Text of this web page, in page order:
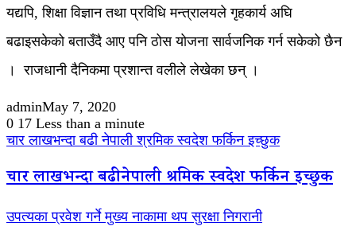
यद्यपि, शिक्षा विज्ञान तथा प्रविधि मन्त्रालयले गृहकार्य अघि
बढाइसकेको बताउँदै आए पनि ठोस योजना सार्वजनिक गर्न सकेको छैन
। राजधानी दैनिकमा प्रशान्त वलीले लेखेका छन् ।
adminMay 7, 2020
0 17 Less than a minute
चार लाखभन्दा बढी नेपाली श्रमिक स्वदेश फर्किन इच्छुक
चार लाखभन्दा बढी नेपाली श्रमिक स्वदेश फर्किन इच्छुक
उपत्यका प्रवेश गर्ने मुख्य नाकामा थप सुरक्षा निगरानी